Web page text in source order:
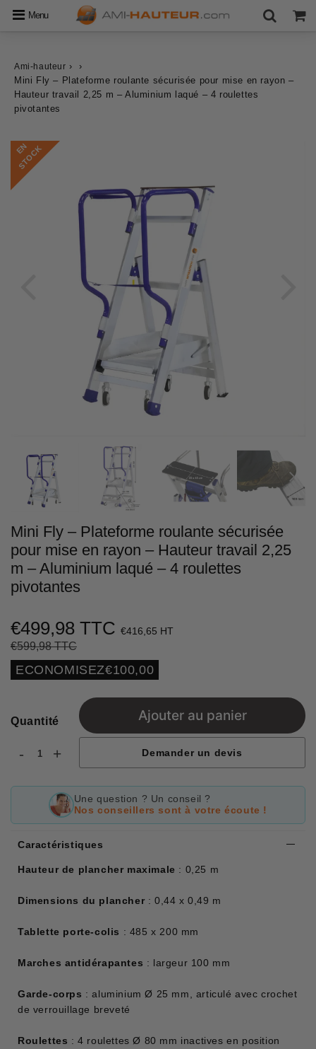
Menu
Ami-hauteur ›
›
Mini Fly – Plateforme roulante sécurisée pour mise en rayon –
Hauteur travail 2,25 m – Aluminium laqué – 4 roulettes
pivotantes
E
N
S
T
O
C
K
Mini Fly – Plateforme roulante sécurisée
pour mise en rayon – Hauteur travail 2,25
m – Aluminium laqué – 4 roulettes
pivotantes
€499,98 TTC €416,65 HT
€599,98 TTC
régulier
réduit
Unit
price
ECONOMISEZ€100,00
Quantité
- +
Ajouter au panier
Demander un devis
Une question ? Un conseil ?
Nos conseillers sont à votre écoute !
Caractéristiques
Hauteur de plancher maximale : 0,25 m
Dimensions du plancher : 0,44 x 0,49 m
Tablette porte-colis : 485 x 200 mm
Marches antidérapantes : largeur 100 mm
Garde-corps : aluminium Ø 25 mm, articulé avec crochet
de verrouillage breveté
Roulettes : 4 roulettes Ø 80 mm inactives en position